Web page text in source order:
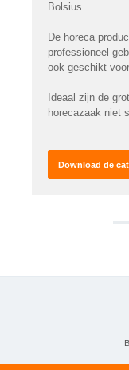
Bolsius.
De horeca
professioneel
ook geschikt
Ideaal zijn de
horecazaak niet
Download de